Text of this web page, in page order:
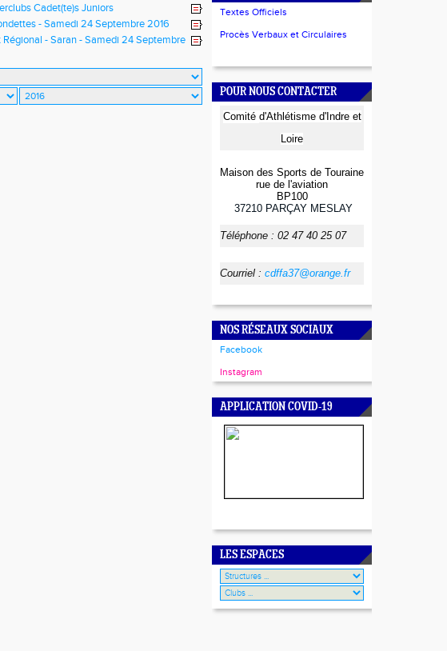
Cadet(te)s Juniors
- Samedi 24 Septembre 2016
- Saran - Samedi 24 Septembre
Textes Officiels
Procès Verbaux et Circulaires
POUR NOUS CONTACTER
Comité d'Athlétisme d'Indre et
Loire
Maison des Sports de Touraine
rue de l'aviation
BP100
37210 PARÇAY MESLAY
Téléphone : 02 47 40 25 07
Courriel : cdffa37@orange.fr
NOS RÉSEAUX SOCIAUX
Facebook
Instagram
APPLICATION COVID-19
LES ESPACES